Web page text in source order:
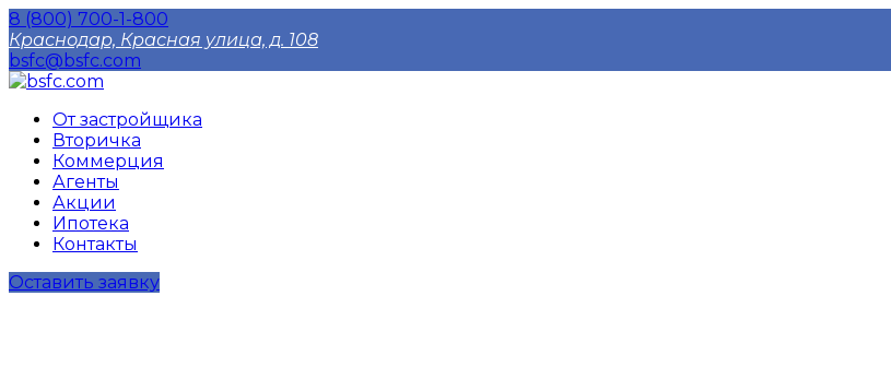
8 (800) 700-1-800
Краснодар, Красная улица, д. 108
bsfc@bsfc.com
От застройщика
Вторичка
Коммерция
Агенты
Акции
Ипотека
Контакты
Оставить заявку